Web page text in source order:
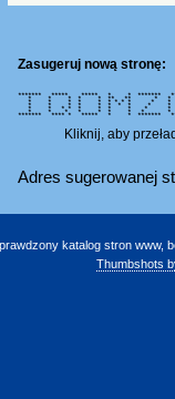
Zasugeruj nową stronę:
******* ***** ***** * * *******
* * * * * ** ** *
* * * * * * * * *
* * * * * * * * *
* * * * * * * * * *
* * * * * * * *
******* **** * ***** * * *******
Kliknij, aby
Adres sugerowanej
katalog stron www,
Thumbshots